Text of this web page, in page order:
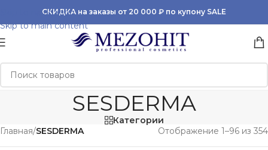
Skip to navigation
Skip to main content
СКИДКА на заказы от 20 000 ₽ по купону SALE
SESDERMA
Категории
Главная/SESDERMA Отображение 1–96 из 354